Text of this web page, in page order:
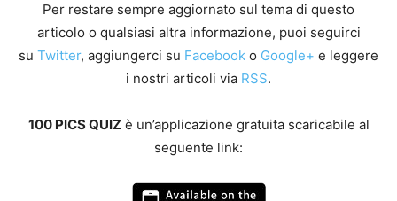
Per restare sempre aggiornato sul tema di questo
articolo o qualsiasi altra informazione, puoi seguirci
su Twitter, aggiungerci su Facebook o Google+ e leggere
i nostri articoli via RSS.
100 PICS QUIZè un’applicazione gratuita scaricabile al
seguente link: